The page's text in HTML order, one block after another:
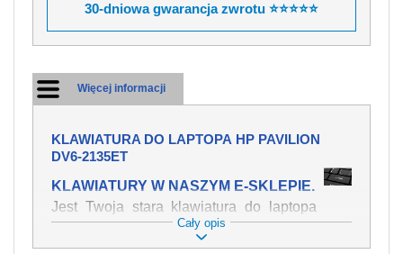
30-dniowa gwarancja zwrotu ⭐⭐⭐⭐⭐
Więcej informacji
KLAWIATURA DO LAPTOPA HP PAVILION
DV6-2135ET
KLAWIATURY W NASZYM E-SKLEPIE.
Jest Twoja stara klawiatura do laptopa
HP Pavilion dv6-2135et mechanicznie
uszkodzona, polałeś ją płynem, który
Cały opis